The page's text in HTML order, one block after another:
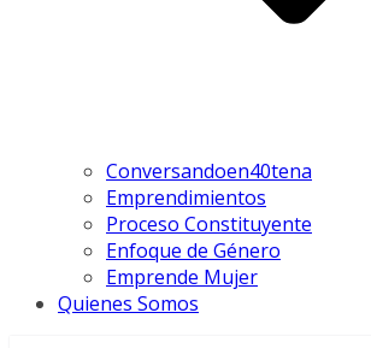
Conversandoen40tena
Emprendimientos
Proceso Constituyente
Enfoque de Género
Emprende Mujer
Quienes Somos